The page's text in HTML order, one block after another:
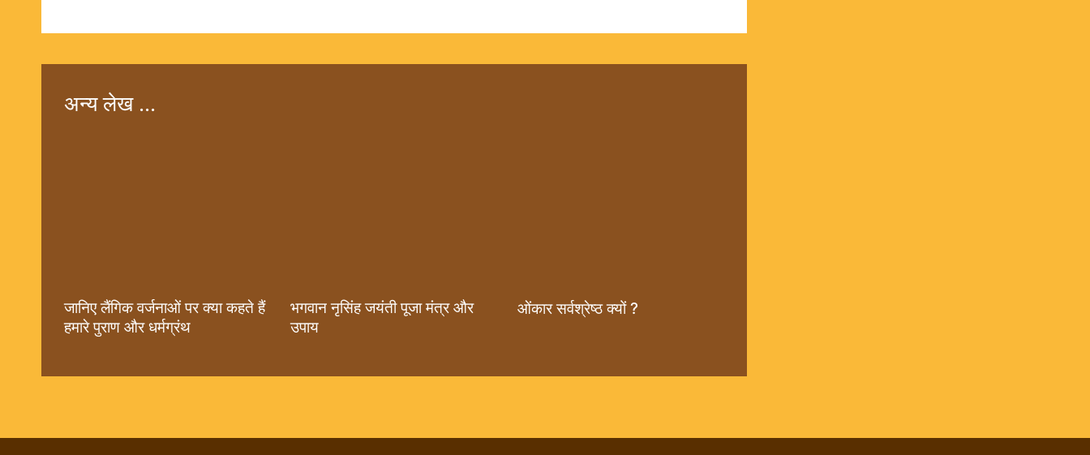
अन्य लेख ...
जानिए लैंगिक वर्जनाओं पर क्या कहते हैं
हमारे पुराण और धर्मग्रंथ
भगवान नृसिंह जयंती पूजा मंत्र और
उपाय
ओंकार सर्वश्रेष्ठ क्यों ?